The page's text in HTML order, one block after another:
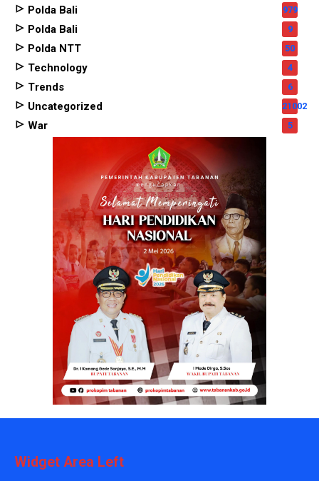
Polda Bali 979
Polda Bali 9
Polda NTT 50
Technology 4
Trends 6
Uncategorized 21002
War 5
Widget Area Left